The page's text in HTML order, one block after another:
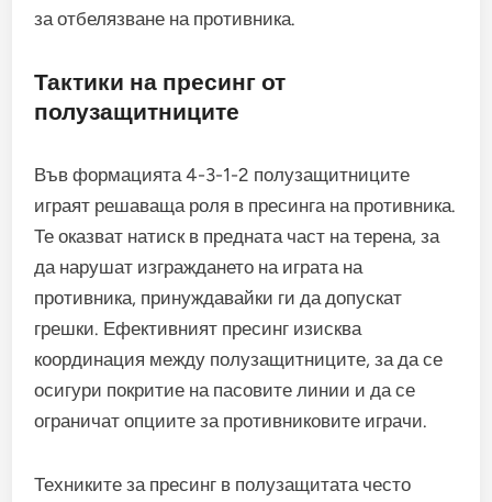
за отбелязване на противника.
Тактики на пресинг от
полузащитниците
Във формацията 4-3-1-2 полузащитниците
играят решаваща роля в пресинга на противника.
Те оказват натиск в предната част на терена, за
да нарушат изграждането на играта на
противника, принуждавайки ги да допускат
грешки. Ефективният пресинг изисква
координация между полузащитниците, за да се
осигури покритие на пасовите линии и да се
ограничат опциите за противниковите играчи.
Техниките за пресинг в полузащитата често